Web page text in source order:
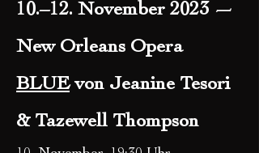
10.–12. November 2023 —
New Orleans Opera
BLUEvon Jeanine Tesori
& Tazewell Thompson